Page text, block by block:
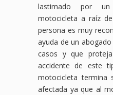
lastimado por
motocicleta a raíz
persona es muy
ayuda de un
casos y que
accidente de este
motocicleta termina
afectada ya que al